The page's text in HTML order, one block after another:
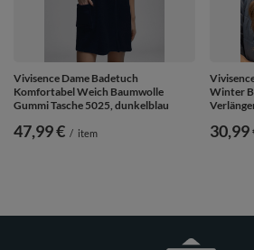
Vivisence Dame Badetuch
Komfortabel Weich Baumwolle
Gummi Tasche 5025, dunkelblau
47,99 € / item
Winter
30,99